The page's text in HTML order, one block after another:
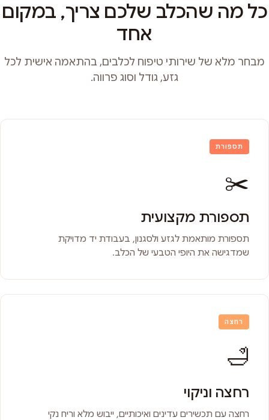
כל מה שהכלב שלכם צריך, במקום
אחד
מבחר מלא של שירותי טיפוח לכלבים, בהתאמה אישית לכל
גזע, גודל וסוג פרווה.
תספורת
✂️
תספורת מקצועית
תספורת מותאמת לגזע ולסגנון, בעבודת יד מדויקת
שמדגישה את היופי הטבעי של הכלב.
רחצה
🛁
רחצה וניקוי
רחצה עם תכשירים עדינים ואיכותיים, ייבוש מלא וריח נקי